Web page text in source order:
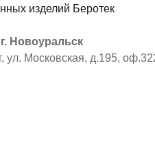
Новоуральск
, ул. Московская, д.195,